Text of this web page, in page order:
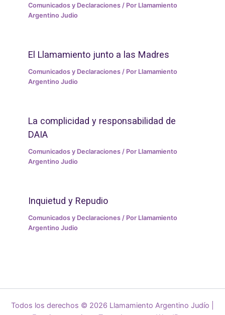
Comunicados y Declaraciones / Por Llamamiento
Argentino Judio
El Llamamiento junto a las Madres
Comunicados y Declaraciones / Por Llamamiento
Argentino Judio
La complicidad y responsabilidad de
DAIA
Comunicados y Declaraciones / Por Llamamiento
Argentino Judio
Inquietud y Repudio
Comunicados y Declaraciones / Por Llamamiento
Argentino Judio
Todos los derechos © 2026 Llamamiento Argentino Judío |